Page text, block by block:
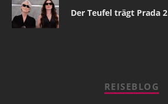
Der Teufel trägt Prada 2
REISEBLOG